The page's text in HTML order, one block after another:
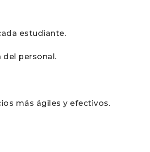
estudiante.
del personal.
más ágiles y efectivos.